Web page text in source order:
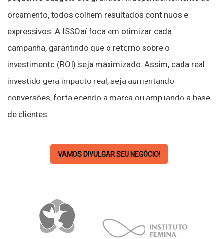
orçamento, todos colhem resultados contínuos e
expressivos. A ISSOaí foca em otimizar cada
campanha, garantindo que o retorno sobre o
investimento (ROI) seja maximizado. Assim, cada real
investido gera impacto real, seja aumentando
conversões, fortalecendo a marca ou ampliando a base
de clientes.
VAMOS DIVULGAR SEU NEGÓCIO!